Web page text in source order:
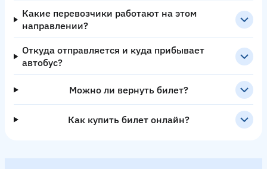
Какие перевозчики работают на этом
направлении?
Откуда отправляется и куда прибывает
автобус?
Можно ли вернуть билет?
Как купить билет онлайн?